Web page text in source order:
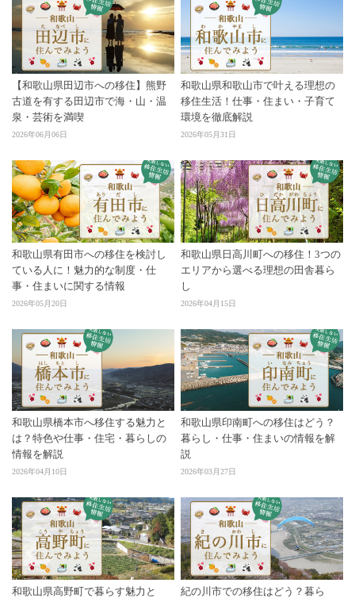
【和歌山県田辺市への移住】熊野
古道を有する田辺市で海・山・温
泉・芸術を満喫
2026年06月06日
和歌山県和歌山市で叶える理想の
移住生活！仕事・住まい・子育て
環境を徹底解説
2026年05月31日
和歌山県有田市への移住を検討し
ている人に！魅力的な制度・仕
事・住まいに関する情報
2026年05月20日
和歌山県日高川町への移住！3つの
エリアから選べる理想の田舎暮ら
し
2026年04月15日
和歌山県橋本市へ移住する魅力と
は？特色や仕事・住宅・暮らしの
情報を解説
2026年04月10日
和歌山県印南町への移住はどう？
暮らし・仕事・住まいの情報を解
説
2026年03月27日
和歌山県高野町で暮らす魅力と
紀の川市での移住はどう？暮ら